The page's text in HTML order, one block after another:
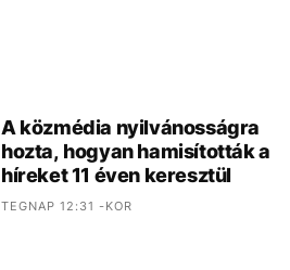
A közmédia nyilvánosságra
hozta, hogyan hamisították a
híreket 11 éven keresztül
TEGNAP 12:31 -KOR